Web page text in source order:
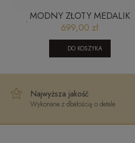
MODNY ZŁOTY MEDALIK
AŻUROWE SERCE 2305202322
699,00 zł
DO KOSZYKA
Najwyższa jakość
Wykonane z dbałością o detale